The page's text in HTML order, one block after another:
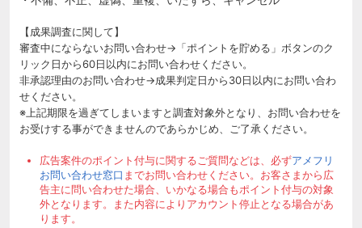
【成果調査に関して】
審査中にならないお問い合わせ→「ポイントを貯める」ボタンのク
リック日から60日以内にお問い合わせください。
非承認理由のお問い合わせ→成果判定日から30日以内にお問い合わ
せください。
※上記期限を過ぎてしまいますと調査対象外となり、お問い合わせを
お受けする事ができませんのであらかじめ、ご了承ください。
広告案件のポイント付与に関するご質問などは、必ずアメフリ
お問い合わせ窓口 までお問い合わせください。お客さまから広
告主に問い合わせた場合、いかなる場合もポイント付与の対象
外となります。また内容によりアカウント停止となる場合があ
ります。